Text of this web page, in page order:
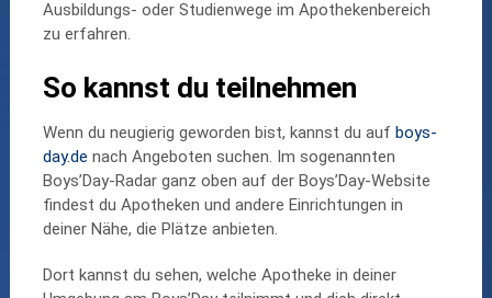
Ausbildungs- oder Studienwege im Apothekenbereich
zu erfahren.
So kannst du teilnehmen
Wenn du neugierig geworden bist, kannst du auf boys-
day.de nach Angeboten suchen. Im sogenannten
Boys’Day-Radar ganz oben auf der Boys’Day-Website
findest du Apotheken und andere Einrichtungen in
deiner Nähe, die Plätze anbieten.
Dort kannst du sehen, welche Apotheke in deiner